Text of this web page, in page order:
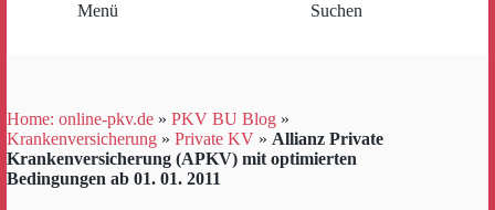
Menü Suchen
Home: online-pkv.de » PKV BU Blog »
Krankenversicherung » Private KV » Allianz Private
Krankenversicherung (APKV) mit optimierten
Bedingungen ab 01. 01. 2011